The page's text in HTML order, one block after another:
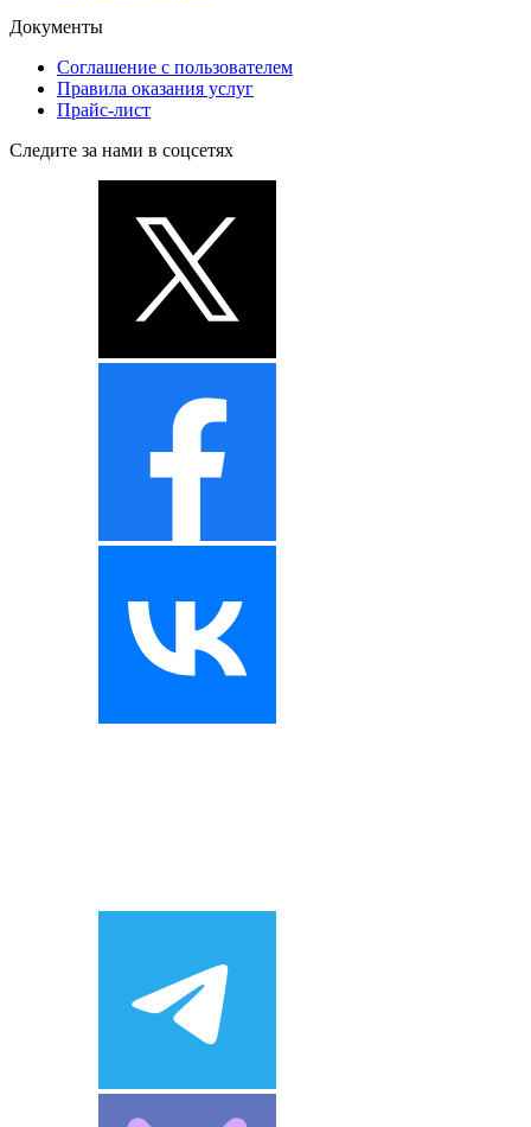
Документы
Соглашение с пользователем
Правила оказания услуг
Прайс-лист
Следите за нами в соцсетях